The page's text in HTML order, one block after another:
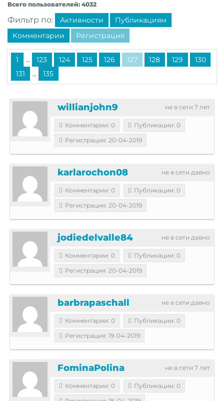
Всего пользователей: 4032
Фильтр по: Активности
Публикациям
Комментарии
Регистрация
1 ... 123 124 125 126 127 128 129
130
131
... 135
не в сети 7 лет
willianjohn9
Комментарии: 0
Публикации: 0
Регистрация: 20-04-2019
не в сети давно
karlarochon08
Комментарии: 0
Публикации: 0
Регистрация: 20-04-2019
не в сети давно
jodiedelvalle84
Комментарии: 0
Публикации: 0
Регистрация: 20-04-2019
не в сети давно
barbrapaschall
Комментарии: 0
Публикации: 0
Регистрация: 19-04-2019
не в сети 7 лет
FominaPolina
Комментарии: 0
Публикации: 0